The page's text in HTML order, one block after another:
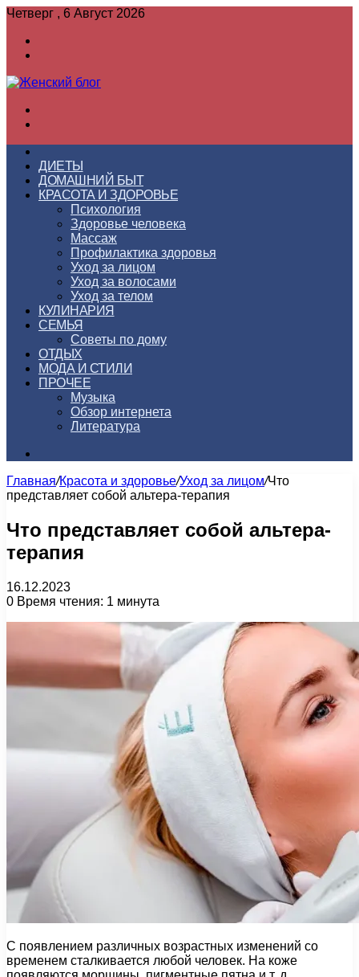
Четверг , 6 Август 2026
ДИЕТЫ
ДОМАШНИЙ БЫТ
КРАСОТА И ЗДОРОВЬЕ
Психология
Здоровье человека
Массаж
Профилактика здоровья
Уход за лицом
Уход за волосами
Уход за телом
КУЛИНАРИЯ
СЕМЬЯ
Советы по дому
ОТДЫХ
МОДА И СТИЛИ
ПРОЧЕЕ
Музыка
Обзор интернета
Литература
Главная/Красота и здоровье/Уход за лицом/Что
представляет собой альтера-терапия
Что представляет собой альтера-
терапия
16.12.2023
0 Время чтения: 1 минута
С появлением различных возрастных изменений со
временем сталкивается любой человек. На коже